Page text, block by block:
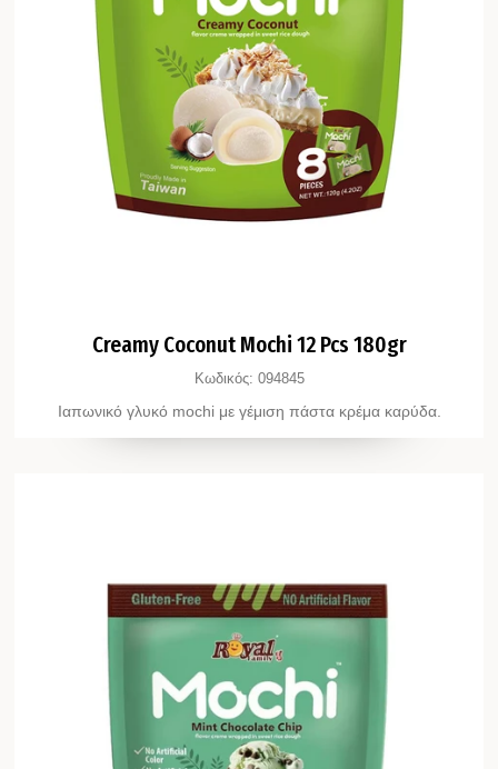
Creamy Coconut Mochi 12 Pcs 180gr
Κωδικός: 094845
Ιαπωνικό γλυκό mochi με γέμιση πάστα κρέμα καρύδα.